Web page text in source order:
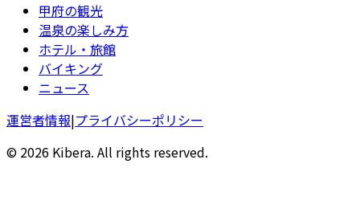
甲府の観光
温泉の楽しみ方
ホテル・旅館
バイキング
ニュース
運営者情報|プライバシーポリシー
© 2026 Kibera. All rights reserved.